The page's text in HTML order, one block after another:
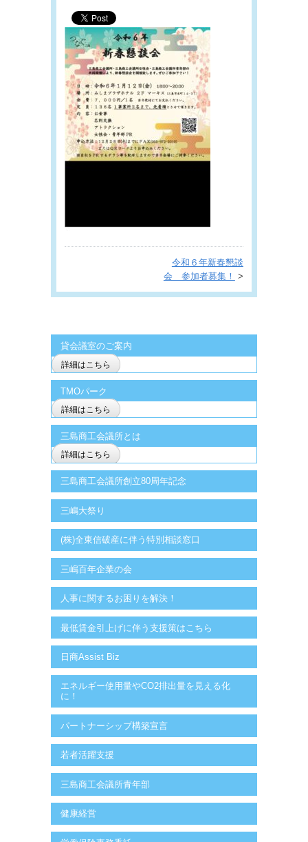
令和６年新春懇談
会 参加者募集！
>
貸会議室のご案内
詳細はこちら
TMOパーク
詳細はこちら
三島商工会議所とは
詳細はこちら
三島商工会議所創立80周年記念
三嶋大祭り
(株)全東信破産に伴う特別相談窓口
三嶋百年企業の会
人事に関するお困りを解決！
最低賃金引上げに伴う支援策はこちら
日商Assist Biz
エネルギー使用量やCO2排出量を見える化
に！
パートナーシップ構築宣言
若者活躍支援
三島商工会議所青年部
健康経営